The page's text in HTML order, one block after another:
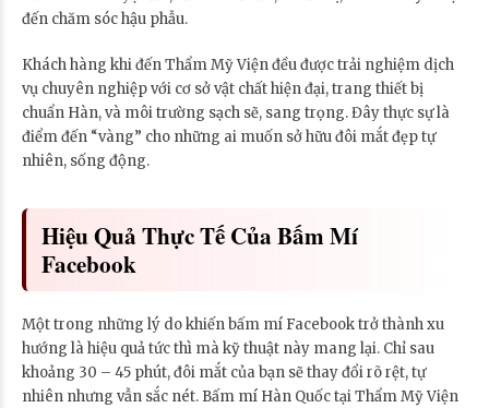
đến chăm sóc hậu phẫu.
Khách hàng khi đến Thẩm Mỹ Viện đều được trải nghiệm dịch
vụ chuyên nghiệp với cơ sở vật chất hiện đại, trang thiết bị
chuẩn Hàn, và môi trường sạch sẽ, sang trọng. Đây thực sự là
điểm đến “vàng” cho những ai muốn sở hữu đôi mắt đẹp tự
nhiên, sống động.
Hiệu Quả Thực Tế Của Bấm Mí
Facebook
Một trong những lý do khiến bấm mí Facebook trở thành xu
hướng là hiệu quả tức thì mà kỹ thuật này mang lại. Chỉ sau
khoảng 30 – 45 phút, đôi mắt của bạn sẽ thay đổi rõ rệt, tự
nhiên nhưng vẫn sắc nét. Bấm mí Hàn Quốc tại Thẩm Mỹ Viện